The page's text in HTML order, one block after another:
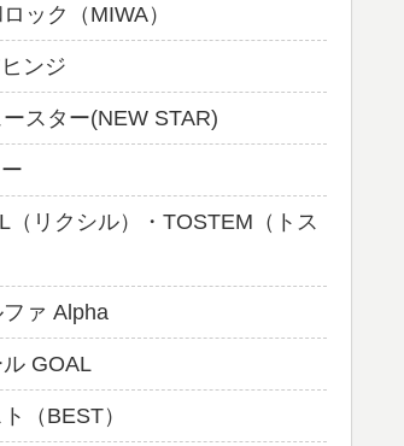
ック（MIWA）
ンジ
スター(NEW STAR)
（リクシル）・TOSTEM（トス
ァ Alpha
ル GOAL
（BEST）